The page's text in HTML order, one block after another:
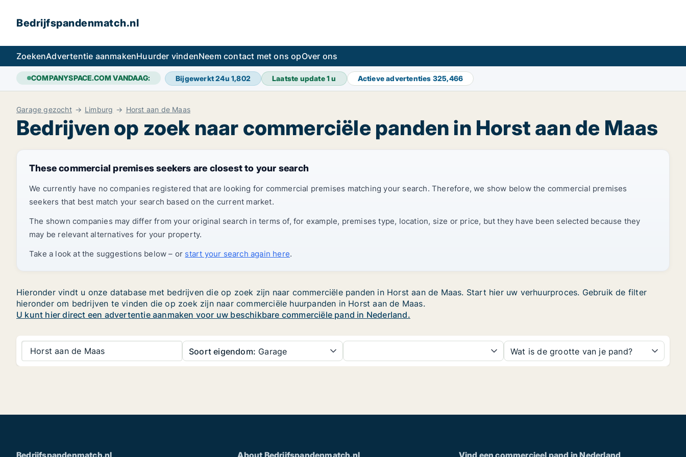
Bedrijfspandenmatch.nl
ZoekenAdvertentie aanmakenHuurder vindenNeem contact met ons opOver ons
COMPANYSPACE.COM VANDAAG: Bijgewerkt 24u 1,802 Laatste update1 u Actieve advertenties 325,466
Garage gezocht Limburg Horst aan de Maas
Bedrijven op zoek naar commerciële panden in Horst aan de Maas
These commercial premises seekers are closest to your search
We currently have no companies registered that are looking for commercial premises matching your search. Therefore, we show below the commercial premises
seekers that best match your search based on the current market.
The shown companies may differ from your original search in terms of, for example, premises type, location, size or price, but they have been selected because they
may be relevant alternatives for your property.
Take a look at the suggestions below – or start your search again here.
Hieronder vindt u onze database met bedrijven die op zoek zijn naar commerciële panden in Horst aan de Maas. Start hier uw verhuurproces. Gebruik de filter
hieronder om bedrijven te vinden die op zoek zijn naar commerciële huurpanden in Horst aan de Maas.
U kunt hier direct een advertentie aanmaken voor uw beschikbare commerciële pand in Nederland.
Horst aan de Maas Soort eigendom: Garage Wat is de grootte van je pand?
Bedrijfspandenmatch.nl About Bedrijfspandenmatch.nl Vind een commercieel pand in Nederland